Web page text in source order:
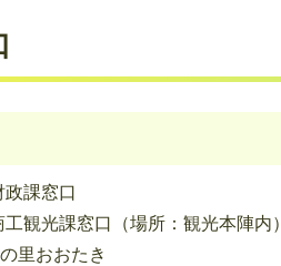
課窓口
観光課窓口（場所：観光本陣内）
里おおたき